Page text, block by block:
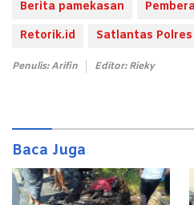
Berita pamekasan
Retorik.id
Satlantas Polres
Penulis: Arifin Editor: Rieky
Baca Juga